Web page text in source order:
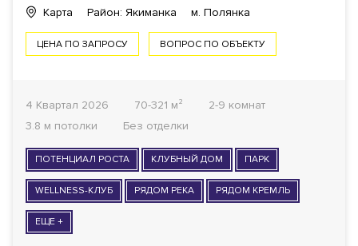
КОМНАТ ОТ 1
ОТДЕЛКА
ГОТОВНОСТЬ ДОМА
Все варианты
ФОНД
Все варианты
Карта
Район: Якиманка м. Полянка
ЦЕНА ПО ЗАПРОСУ ВОПРОС ПО ОБЪЕКТУ
4 Квартал 2026 70-321 м²
2-9 комнат
3.8 м потолки
Без отделки
ПОТЕНЦИАЛ РОСТА КЛУБНЫЙ ДОМ ПАРК
WELLNESS-КЛУБ РЯДОМ РЕКА РЯДОМ КРЕМЛЬ
ЕЩЕ +